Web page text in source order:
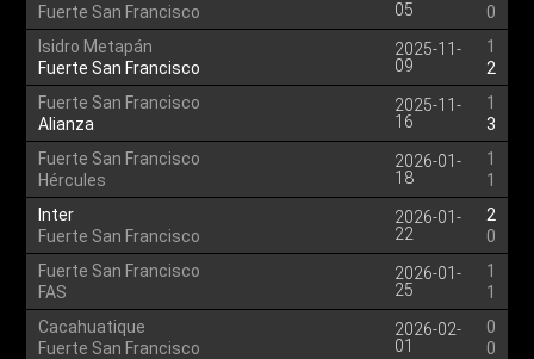
Fuerte San Francisco
05
0
Isidro Metapán
Fuerte San Francisco
2025-11-
09
1
2
Fuerte San Francisco
Alianza
2025-11-
16
1
3
Fuerte San Francisco
Hércules
2026-01-
18
1
1
Inter
Fuerte San Francisco
2026-01-
22
2
0
Fuerte San Francisco
FAS
2026-01-
25
1
1
Cacahuatique
Fuerte San Francisco
2026-02-
01
0
0